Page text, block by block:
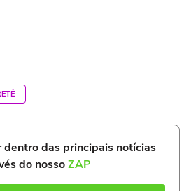
dentro das principais notícias
do nossoZAP